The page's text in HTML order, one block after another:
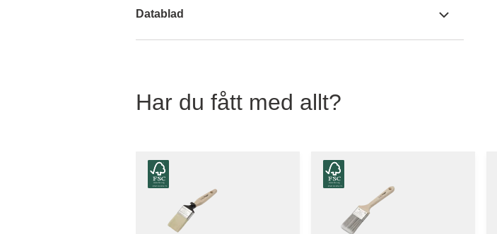
Datablad
Har du fått med allt?